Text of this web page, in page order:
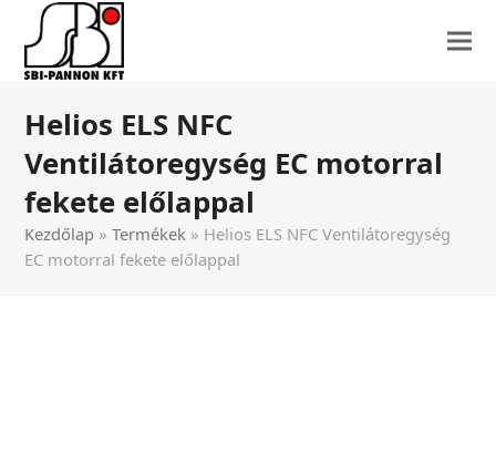
Helios ELS NFC
Ventilátoregység EC motorral
fekete előlappal
Kezdőlap »Termékek » Helios ELS NFC Ventilátoregység
EC motorral fekete előlappal